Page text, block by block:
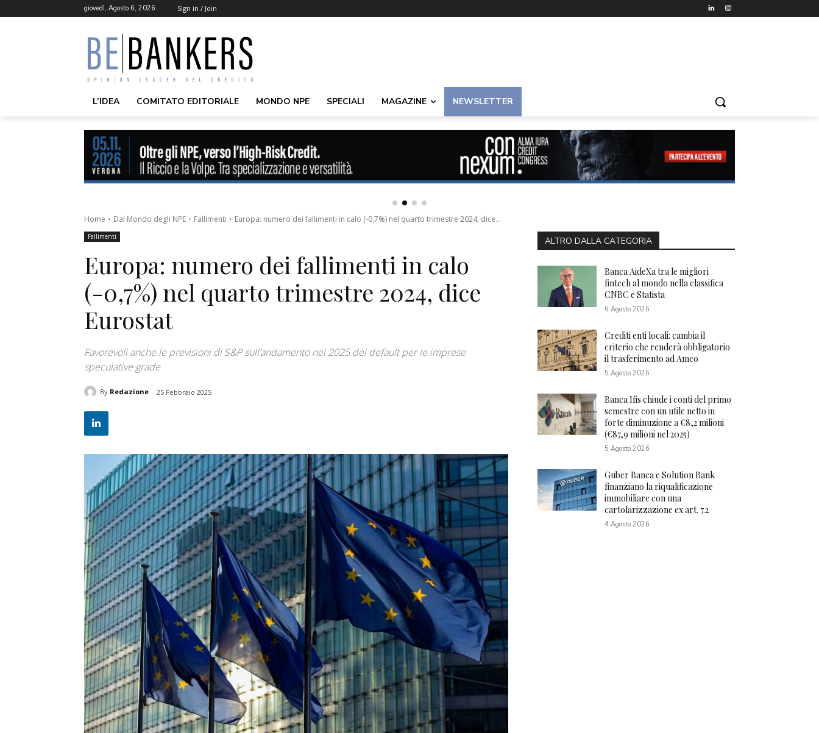
giovedì, Agosto 6, 2026 Sign in / Join
L’IDEA COMITATO EDITORIALE MONDO NPE SPECIALI MAGAZINE NEWSLETTER
Home Dal Mondo degli NPE Fallimenti Europa: numero dei fallimenti in calo (-0,7%) nel quarto trimestre 2024, dice...
Fallimenti
Europa: numero dei fallimenti in calo
(-0,7%) nel quarto trimestre 2024, dice
Eurostat
Favorevoli anche le previsioni di S&P sull’andamento nel 2025 dei default per le imprese
speculative grade
By Redazione 25 Febbraio 2025
ALTRO DALLA CATEGORIA
Banca AideXa tra le migliori
fintech al mondo nella classifica
CNBC e Statista
6 Agosto 2026
Crediti enti locali: cambia il
criterio che renderà obbligatorio
il trasferimento ad Amco
5 Agosto 2026
Banca Ifis chiude i conti del primo
semestre con un utile netto in
forte diminuzione a €8,2 milioni
(€87,9 milioni nel 2025)
5 Agosto 2026
Guber Banca e Solution Bank
finanziano la riqualificazione
immobiliare con una
cartolarizzazione ex art. 7.2
4 Agosto 2026